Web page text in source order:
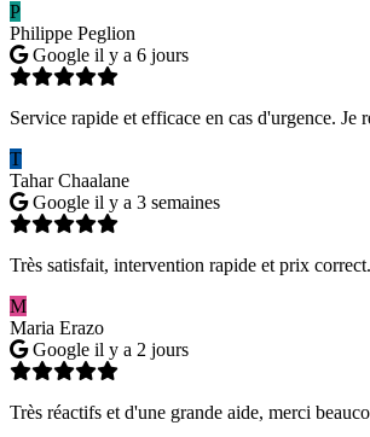
P
Philippe Peglion
Google il y a 6 jours
Service rapide et efficace en cas d'urgence. Je
T
Tahar Chaalane
Google il y a 3 semaines
Très satisfait, intervention rapide et prix
M
Maria Erazo
Google il y a 2 jours
Très réactifs et d'une grande aide, merci